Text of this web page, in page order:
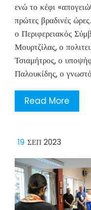
ενώ το κέφι
πρώτες βραδινές
ο Περιφερειακός
Μουρτζίλας, ο
Τσιαμήτρος, ο
Παλουκίδης, ο
Read More
19 ΣΕΠ 2023